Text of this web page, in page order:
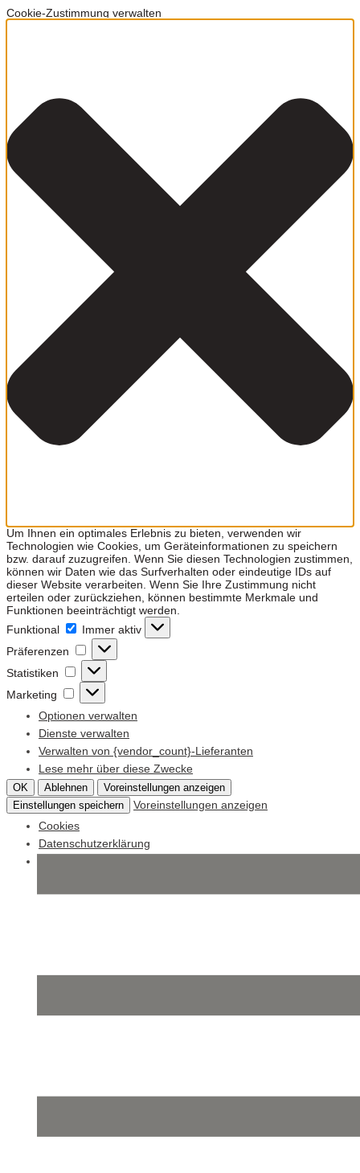
Cookie-Zustimmung verwalten
Um Ihnen ein optimales Erlebnis zu bieten, verwenden wir
Technologien wie Cookies, um Geräteinformationen zu speichern
bzw. darauf zuzugreifen. Wenn Sie diesen Technologien zustimmen,
können wir Daten wie das Surfverhalten oder eindeutige IDs auf
dieser Website verarbeiten. Wenn Sie Ihre Zustimmung nicht
erteilen oder zurückziehen, können bestimmte Merkmale und
Funktionen beeinträchtigt werden.
Funktional
Funktional
Immer aktiv
Präferenzen
Präferenzen
Statistiken
Statistiken
Marketing
Marketing
Optionen verwalten
Dienste verwalten
Verwalten von {vendor_count}-Lieferanten
Lese mehr über diese Zwecke
OK Ablehnen
Voreinstellungen anzeigen
Einstellungen speichern
Voreinstellungen anzeigen
Cookies
Datenschutzerklärung